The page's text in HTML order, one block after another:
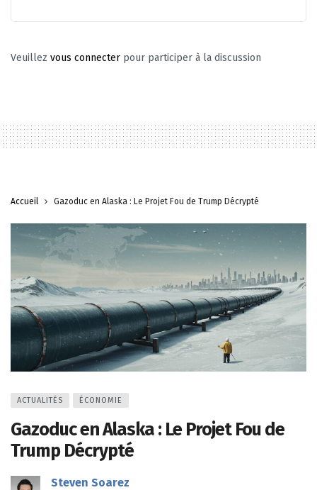
Veuillez vous connecter pour participer à la discussion
Accueil Gazoduc en Alaska : Le Projet Fou de Trump Décrypté
ACTUALITÉS ÉCONOMIE
Gazoduc en Alaska : Le Projet Fou de
Trump Décrypté
Steven Soarez